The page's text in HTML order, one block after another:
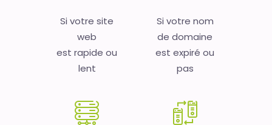
Si votre site
web
est rapide ou
lent
Si votre nom
de domaine
est expiré ou
pas